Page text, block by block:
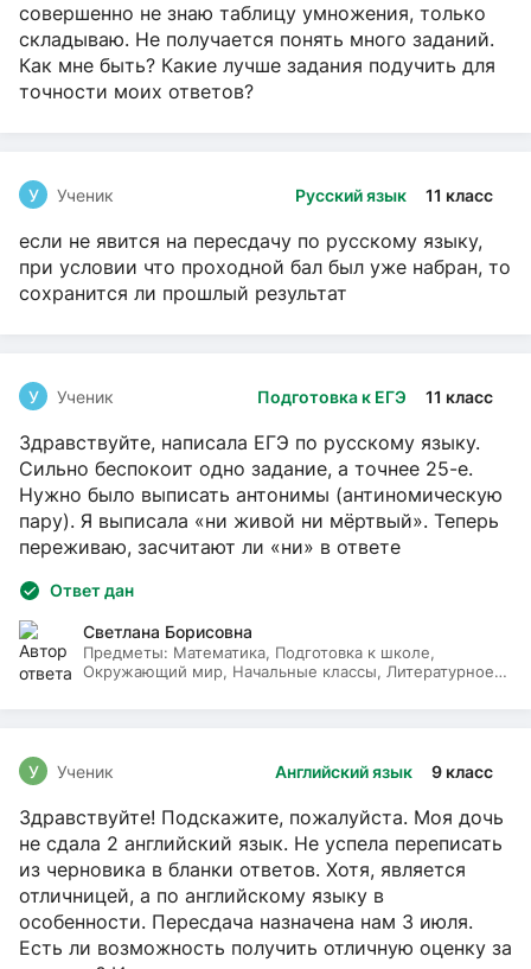
совершенно не знаю таблицу умножения, только
складываю. Не получается понять много заданий.
Как мне быть? Какие лучше задания подучить для
точности моих ответов?
Русский язык 11 класс
У Ученик
если не явится на пересдачу по русскому языку,
при условии что проходной бал был уже набран, то
сохранится ли прошлый результат
Подготовка к ЕГЭ 11 класс
У Ученик
Здравствуйте, написала ЕГЭ по русскому языку.
Сильно беспокоит одно задание, а точнее 25-е.
Нужно было выписать антонимы (антиномическую
пару). Я выписала «ни живой ни мёртвый». Теперь
переживаю, засчитают ли «ни» в ответе
Ответ дан
Светлана Борисовна
Предметы: Математика, Подготовка к школе,
Окружающий мир, Начальные классы, Литературное
Английский язык 9 класс
У Ученик
Здравствуйте! Подскажите, пожалуйста. Моя дочь
не сдала 2 английский язык. Не успела переписать
из черновика в бланки ответов. Хотя, является
отличницей, а по английскому языку в
особенности. Пересдача назначена нам 3 июля.
Есть ли возможность получить отличную оценку за